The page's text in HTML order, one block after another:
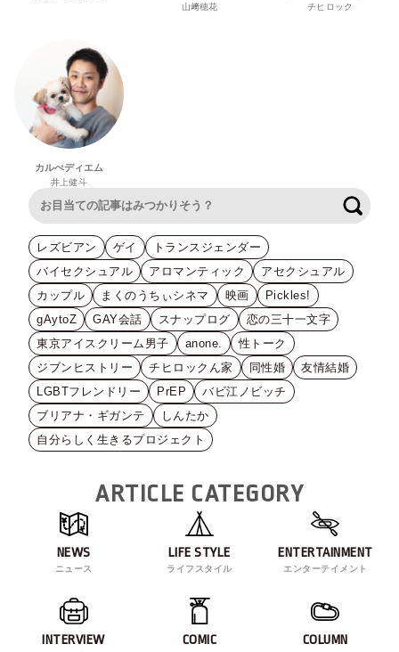
山﨑穂花 チヒロック
カルぺディエム
井上健斗
レズビアン ゲイ
トランスジェンダー
バイセクシュアル
アロマンティック
アセクシュアル
カップル
まくのうちぃシネマ 映画
Pickles!
gAytoZ
GAY会話 スナップログ
恋の三十一文字
東京アイスクリーム男子
anone.
性トーク
ジブンヒストリー
チヒロックん家 同性婚
友情結婚
LGBTフレンドリー
PrEP
バビ江ノビッチ
ブリアナ・ギガンテ
しんたか
自分らしく生きるプロジェクト
ARTICLE CATEGORY
NEWS
ニュース
LIFE STYLE
ライフスタイル
ENTERTAINMENT
エンターテイメント
INTERVIEW COMIC COLUMN